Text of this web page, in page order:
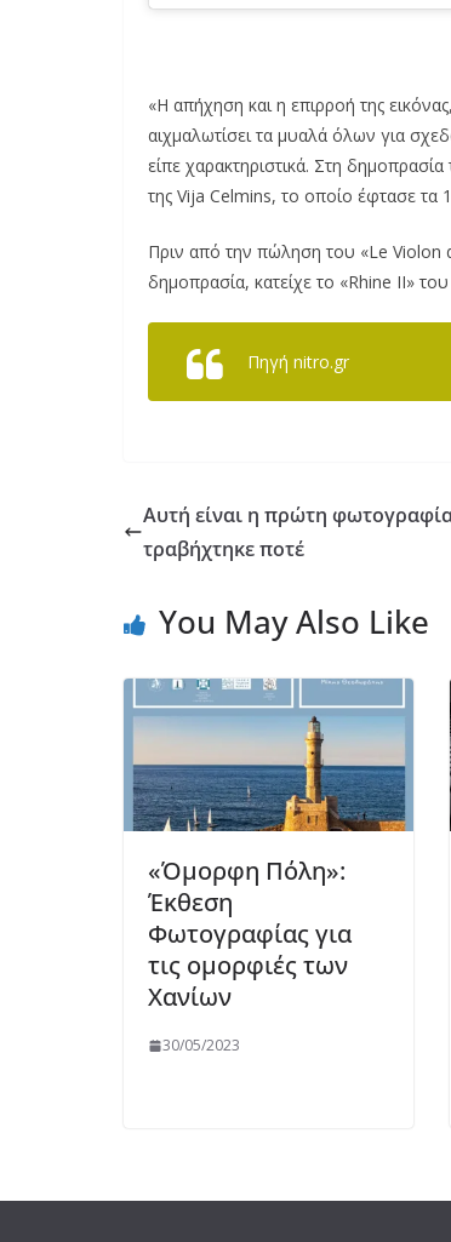
«Η απήχηση και η επιρροή της
αιχμαλωτίσει τα μυαλά όλων για
είπε χαρακτηριστικά. Στη
της Vija Celmins, το οποίο έφτασε τα
Πριν από την πώληση του «Le Violon
δημοπρασία, κατείχε το «Rhine II»
Πηγή nitro.gr
Αυτή είναι η πρώτη
τραβήχτηκε ποτέ
You May Also Like
«Όμορφη Πόλη»:
Έκθεση
Φωτογραφίας για
τις ομορφιές των
Χανίων
30/05/2023